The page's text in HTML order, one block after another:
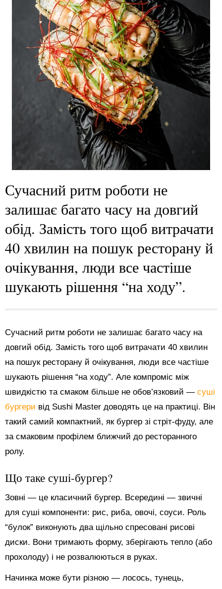
Сучасний ритм роботи не
залишає багато часу на довгий
обід. Замість того щоб витрачати
40 хвилин на пошук ресторану й
очікування, люди все частіше
шукають рішення “на ходу”.
Сучасний ритм роботи не залишає багато часу на
довгий обід. Замість того щоб витрачати 40 хвилин
на пошук ресторану й очікування, люди все частіше
шукають рішення “на ходу”. Але компроміс між
швидкістю та смаком більше не обов’язковий — суші
бургери від Sushi Master доводять це на практиці. Він
такий самий компактний, як бургер зі стріт-фуду, але
за смаковим профілем ближчий до ресторанного
ролу.
Що таке суші-бургер?
Зовні — це класичний бургер. Всередині — звичні
для суші компоненти: рис, риба, овочі, соуси. Роль
“булок” виконують два щільно спресовані рисові
диски. Вони тримають форму, зберігають тепло (або
прохолоду) і не розвалюються в руках.
Начинка може бути різною — лосось, тунець,